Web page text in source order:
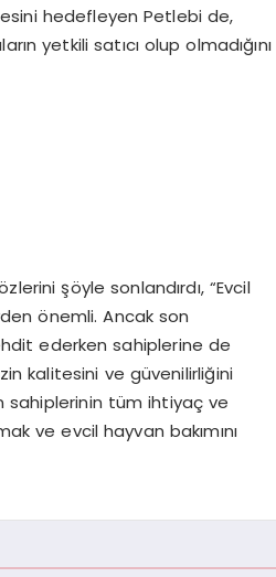
hedefleyen Petlebi de,
yetkili satıcı olup olmadığını
şöyle sonlandırdı, “Evcil
önemli. Ancak son
ederken sahiplerine de
kalitesini ve güvenilirliğini
sahiplerinin tüm ihtiyaç ve
ve evcil hayvan bakımını